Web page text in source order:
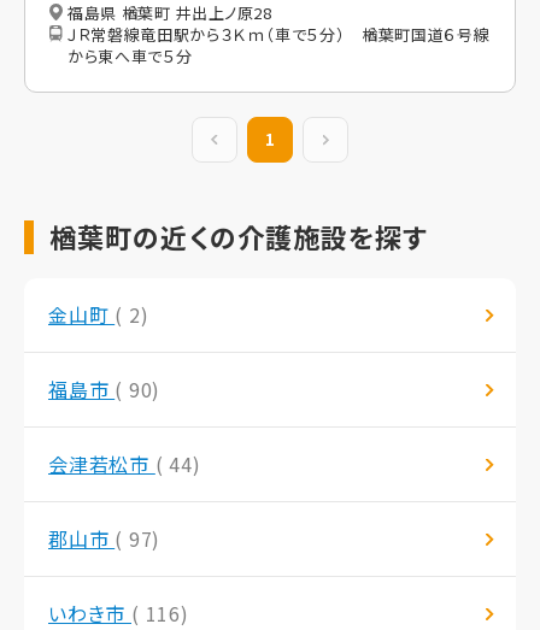
福島県 楢葉町 井出上ノ原28
ＪＲ常磐線竜田駅から３Ｋｍ（車で５分） 楢葉町国道６号線
から東へ車で５分
前の20件
1
楢葉町の近くの介護施設を探す
金山町 ( 2)
福島市 ( 90)
会津若松市 ( 44)
郡山市 ( 97)
いわき市 ( 116)